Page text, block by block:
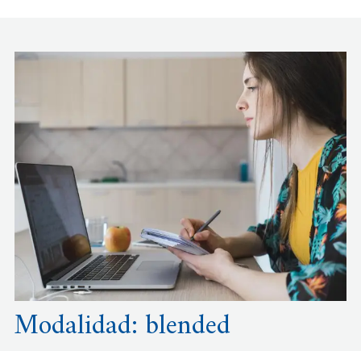
Modalidad: blended